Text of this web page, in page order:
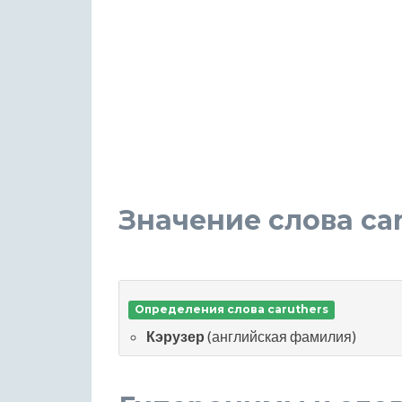
Значение слова
Определения слова caruthers
Кэрузер (английская фамилия)